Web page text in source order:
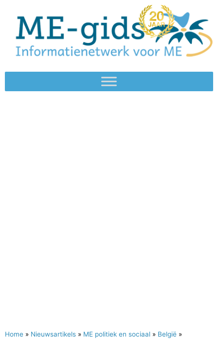
Home » Nieuwsartikels » ME politiek en sociaal » België »